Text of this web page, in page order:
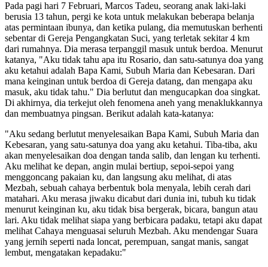
Pada pagi hari 7 Februari, Marcos Tadeu, seorang anak laki-laki
berusia 13 tahun, pergi ke kota untuk melakukan beberapa belanja
atas permintaan ibunya, dan ketika pulang, dia memutuskan berhenti
sebentar di Gereja Pengangkatan Suci, yang terletak sekitar 4 km
dari rumahnya. Dia merasa terpanggil masuk untuk berdoa. Menurut
katanya, "Aku tidak tahu apa itu Rosario, dan satu-satunya doa yang
aku ketahui adalah Bapa Kami, Subuh Maria dan Kebesaran. Dari
mana keinginan untuk berdoa di Gereja datang, dan mengapa aku
masuk, aku tidak tahu." Dia berlutut dan mengucapkan doa singkat.
Di akhirnya, dia terkejut oleh fenomena aneh yang menaklukkannya
dan membuatnya pingsan. Berikut adalah kata-katanya:
"Aku sedang berlutut menyelesaikan Bapa Kami, Subuh Maria dan
Kebesaran, yang satu-satunya doa yang aku ketahui. Tiba-tiba, aku
akan menyelesaikan doa dengan tanda salib, dan lengan ku terhenti.
Aku melihat ke depan, angin mulai bertiup, sepoi-sepoi yang
menggoncang pakaian ku, dan langsung aku melihat, di atas
Mezbah, sebuah cahaya berbentuk bola menyala, lebih cerah dari
matahari. Aku merasa jiwaku dicabut dari dunia ini, tubuh ku tidak
menurut keinginan ku, aku tidak bisa bergerak, bicara, bangun atau
lari. Aku tidak melihat siapa yang berbicara padaku, tetapi aku dapat
melihat Cahaya menguasai seluruh Mezbah. Aku mendengar Suara
yang jernih seperti nada loncat, perempuan, sangat manis, sangat
lembut, mengatakan kepadaku:"